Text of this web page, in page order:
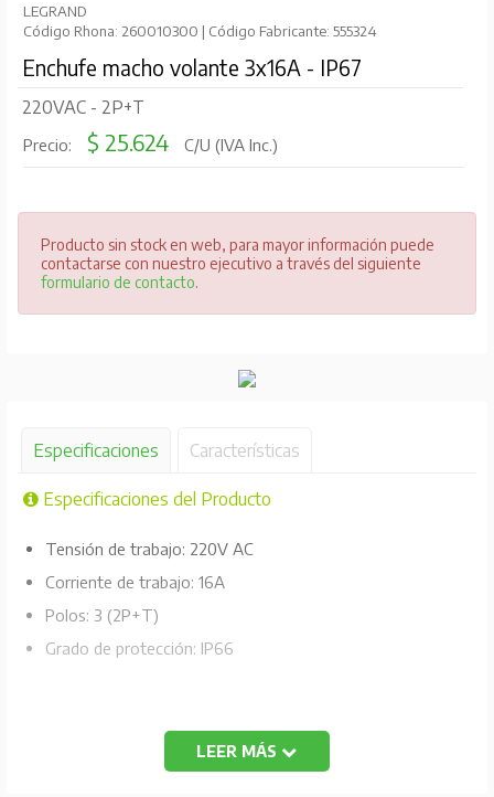
LEGRAND
Código Rhona: 260010300 | Código Fabricante: 555324
Enchufe macho volante 3x16A - IP67
220VAC - 2P+T
Precio: $ 25.624 C/U (IVA Inc.)
Producto sin stock en web, para mayor información puede
contactarse con nuestro ejecutivo a través del siguiente
formulario de contacto.
Especificaciones Características
Especificaciones del Producto
Tensión de trabajo: 220V AC
Corriente de trabajo: 16A
Polos: 3 (2P+T)
Grado de protección: IP66
LEER MÁS